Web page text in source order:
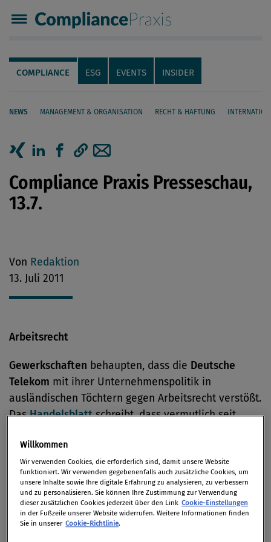
Compliance Praxis
Servicenavigation
Navigation
COMPLIANCE ESG EVENTS INSIDER
NEWS MANAGEMENT & ORGANISATION RECHT & HAFTUNG
Seiteninhalt
Artikel auf Xing teilen
Artikel auf linkedIn teilen
Artikel auf Facebook teilen
Artikellink kopieren
Artikel per Mail teilen
Compliance Praxis Presseschau,
13.7.
Von Redaktion
13. Juli 2011
Arbeitsrecht
Gewerkschaften behaupten, dass die Deutsche
Telekom mit ihrer Unternehmenspolitik in
ausländischen Töchtern gegen Arbeitsrecht verstößt.
DasHandelsblattschreibt, dass vermutlich seit
Beschäftigten, sich gewerkschaftlich zu
organisieren, vom Management mit Hilfe von
Anwälten und massivem Druck auf die
Beschäftigten unterbunden worden sein soll.
sueddeutsche.de)
Willkommen
Wir verwenden Cookies, die erforderlich sind, damit unsere Website
funktioniert. Wir verwenden gegebenenfalls auch zusätzliche Cookies, um
unsere Inhalte sowie Ihre digitale Erfahrung zu analysieren, zu verbessern
und zu personalisieren. Sie können Ihre Zustimmung zur Verwendung
dieser zusätzlichen Cookies jederzeit über den Link Cookie-Einstellungen
in der Fußzeile unserer Website widerrufen. Weitere Informationen finden
Sie in unserer Cookie-Richtlinie.